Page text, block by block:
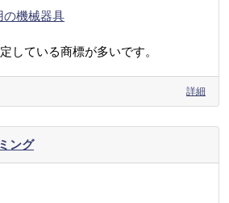
の機械器具
している商標が多いです。
詳細
ング